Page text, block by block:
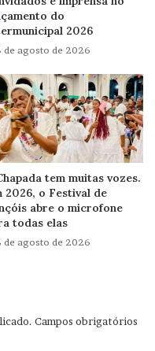
do
2026
de agosto de 2026
tem muitas vozes.
2026, o Festival de
abre o microfone
todas elas
de agosto de 2026
Campos obrigatórios